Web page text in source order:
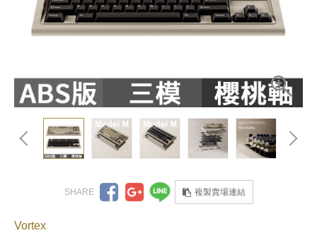
複製賣場連結
Vortex